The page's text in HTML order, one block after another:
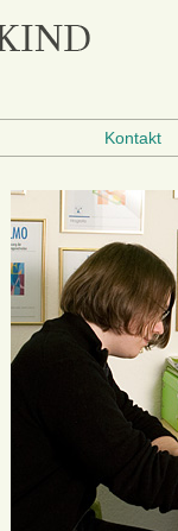
Kontakt